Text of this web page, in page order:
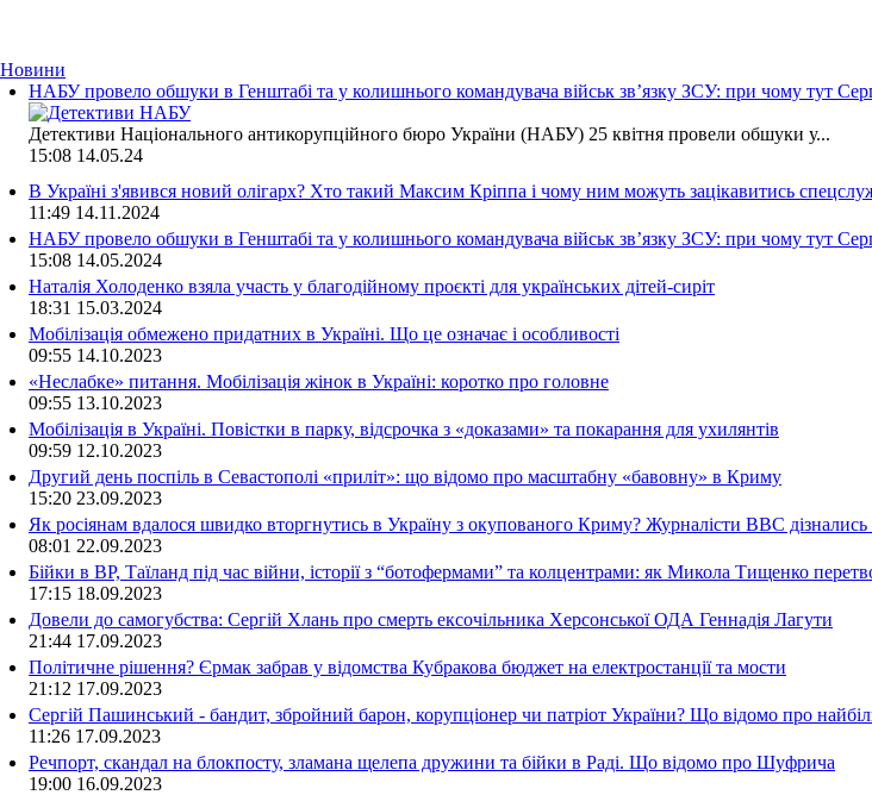
Новини
НАБУ провело обшуки в Генштабі та у колишнього командувача військ зв’язку ЗСУ: при чому тут
Детективи Національного антикорупційного бюро України (НАБУ) 25 квітня провели обшуки у...
15:08 14.05.24
В Україні з'явився новий олігарх? Хто такий Максим Кріппа і чому ним можуть зацікавитись
11:49 14.11.2024
НАБУ провело обшуки в Генштабі та у колишнього командувача військ зв’язку ЗСУ: при чому тут
15:08 14.05.2024
Наталія Холоденко взяла участь у благодійному проєкті для українських дітей-сиріт
18:31 15.03.2024
Мобілізація обмежено придатних в Україні. Що це означає і особливості
09:55 14.10.2023
«Неслабке» питання. Мобілізація жінок в Україні: коротко про головне
09:55 13.10.2023
Мобілізація в Україні. Повістки в парку, відсрочка з «доказами» та покарання для ухилянтів
09:59 12.10.2023
Другий день поспіль в Севастополі «приліт»: що відомо про масштабну «бавовну» в Криму
15:20 23.09.2023
Як росіянам вдалося швидко вторгнутись в Україну з окупованого Криму? Журналісти ВВС
08:01 22.09.2023
Бійки в ВР, Таїланд під час війни, історії з “ботофермами” та колцентрами: як Микола Тищенко
17:15 18.09.2023
Довели до самогубства: Сергій Хлань про смерть ексочільника Херсонської ОДА Геннадія Лагути
21:44 17.09.2023
Політичне рішення? Єрмак забрав у відомства Кубракова бюджет на електростанції та мости
21:12 17.09.2023
Сергій Пашинський - бандит, збройний барон, корупціонер чи патріот України? Що відомо про
11:26 17.09.2023
Речпорт, скандал на блокпосту, зламана щелепа дружини та бійки в Раді. Що відомо про Шуфрича
19:00 16.09.2023